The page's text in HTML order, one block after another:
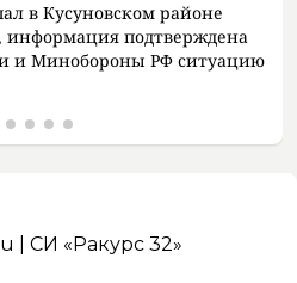
в Кусуновском районе
информация подтверждена
и Минобороны РФ ситуацию
| СИ «Ракурс 32»